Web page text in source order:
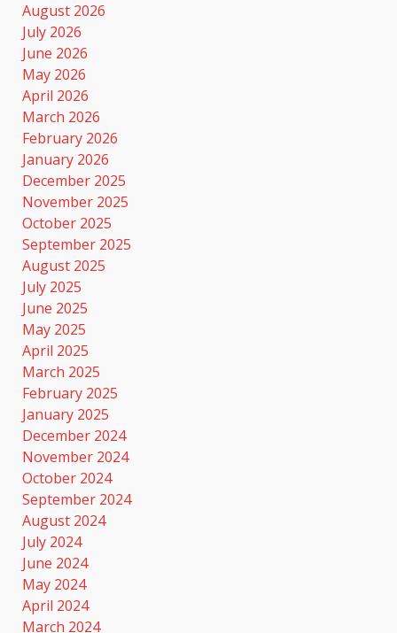
August 2026
July 2026
June 2026
May 2026
April 2026
March 2026
February 2026
January 2026
December 2025
November 2025
October 2025
September 2025
August 2025
July 2025
June 2025
May 2025
April 2025
March 2025
February 2025
January 2025
December 2024
November 2024
October 2024
September 2024
August 2024
July 2024
June 2024
May 2024
April 2024
March 2024